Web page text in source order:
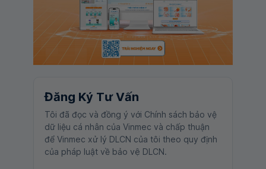
Đăng Ký Tư Vấn
Tôi đã đọc và đồng ý với Chính sách bảo vệ
dữ liệu cá nhân của Vinmec và chấp thuận
để Vinmec xử lý DLCN của tôi theo quy định
của pháp luật về bảo vệ DLCN.